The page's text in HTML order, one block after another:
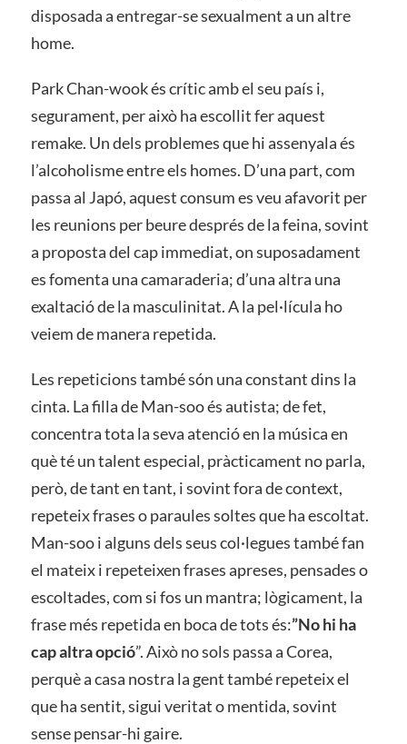
disposada a entregar-se sexualment a un altre
home.
Park Chan-wook és crític amb el seu país i,
segurament, per això ha escollit fer aquest
remake. Un dels problemes que hi assenyala és
l’alcoholisme entre els homes. D’una part, com
passa al Japó, aquest consum es veu afavorit per
les reunions per beure després de la feina, sovint
a proposta del cap immediat, on suposadament
es fomenta una camaraderia; d’una altra una
exaltació de la masculinitat. A la pel·lícula ho
veiem de manera repetida.
Les repeticions també són una constant dins la
cinta. La filla de Man-soo és autista; de fet,
concentra tota la seva atenció en la música en
què té un talent especial, pràcticament no parla,
però, de tant en tant, i sovint fora de context,
repeteix frases o paraules soltes que ha escoltat.
Man-soo i alguns dels seus col·legues també fan
el mateix i repeteixen frases apreses, pensades o
escoltades, com si fos un mantra; lògicament, la
frase més repetida en boca de tots és:”No hi ha
cap altra opció”. Això no sols passa a Corea,
perquè a casa nostra la gent també repeteix el
que ha sentit, sigui veritat o mentida, sovint
sense pensar-hi gaire.